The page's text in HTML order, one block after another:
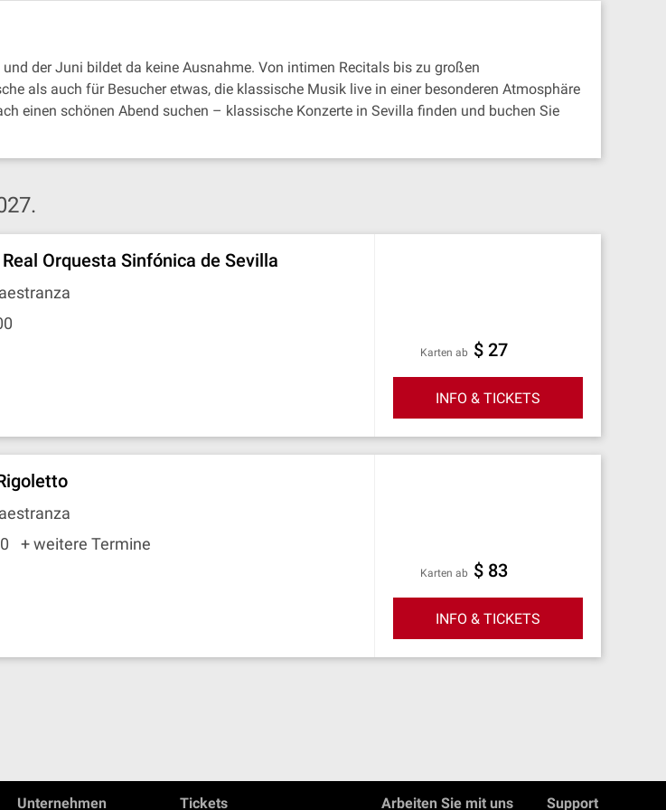
der Juni bildet da keine Ausnahme. Von intimen Recitals bis zu großen
als auch für Besucher etwas, die klassische Musik live in einer besonderen Atmosphäre
einen schönen Abend suchen – klassische Konzerte in Sevilla finden und buchen Sie
Orquesta Sinfónica de Sevilla
Karten ab $ 27
INFO & TICKETS
+ weitere Termine
Karten ab $ 83
INFO & TICKETS
Unternehmen Tickets Arbeiten Sie mit uns Support